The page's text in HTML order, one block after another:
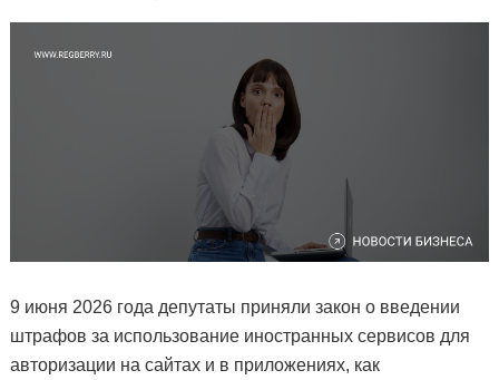
9 июня 2026 года депутаты приняли закон о введении
штрафов за использование иностранных сервисов для
авторизации на сайтах и в приложениях, как